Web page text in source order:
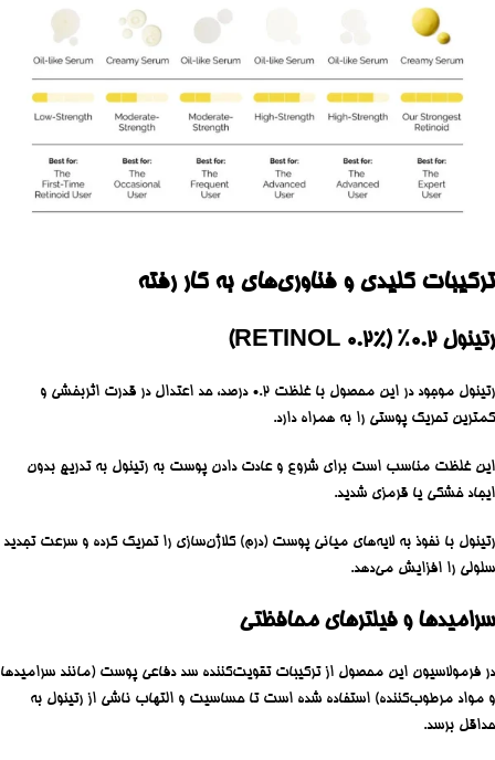
ترکیبات کلیدی و فناوری‌های به کار رفته
رتینول ۰.۲٪ (RETINOL 0.2%)
رتینول موجود در این محصول با غلظت ۰.۲ درصد، حد اعتدال در قدرت اثربخشی و
کمترین تحریک پوستی را به همراه دارد.
این غلظت مناسب است برای شروع و عادت دادن پوست به رتینول به تدریج بدون
ایجاد خشکی یا قرمزی شدید.
رتینول با نفوذ به لایه‌های میانی پوست (درم) کلاژن‌سازی را تحریک کرده و سرعت تجدید
سلولی را افزایش می‌دهد.
سرامیدها و فیلترهای محافظتی
در فرمولاسیون این محصول از ترکیبات تقویت‌کننده سد دفاعی پوست (مانند سرامیدها
و مواد مرطوب‌کننده) استفاده شده است تا حساسیت و التهاب ناشی از رتینول به
حداقل برسد.